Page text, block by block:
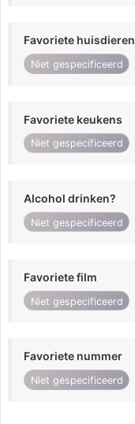
Favoriete huisdieren
Niet gespecificeerd
Favoriete keukens
Niet gespecificeerd
Alcohol drinken?
Niet gespecificeerd
Favoriete film
Niet gespecificeerd
Favoriete nummer
Niet gespecificeerd